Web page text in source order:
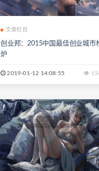
文章栏目
创业邦：2015中国最佳创业城市
炉
2019-01-12 14:08:55